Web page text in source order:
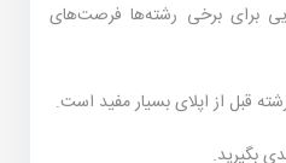
برای برخی رشته‌ها فرصت‌های
قبل از اپلای بسیار مفید است.
بگیرید.